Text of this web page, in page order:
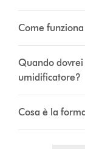
Come
Quando
umidificatore?
Cosa è la